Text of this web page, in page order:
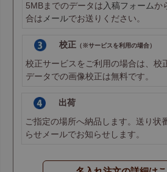
5MBまでのデータは 入稿フォームか
合は メールでお送りください。
校正（※サービスを利用の場合）
校正サービスをご利用の場合は、校
データでの画像校正は無料です。
出荷
ご指定の場所へ納品します。送り状
らせメールでお知らせします。